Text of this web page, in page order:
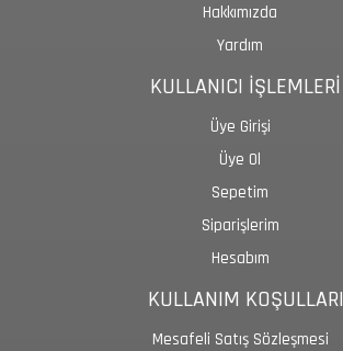
Hakkımızda
Yardım
KULLANICI İŞLEMLERİ
Üye Girişi
Üye Ol
Sepetim
Siparişlerim
Hesabım
KULLANIM KOŞULLARI
Mesafeli Satış Sözleşmesi